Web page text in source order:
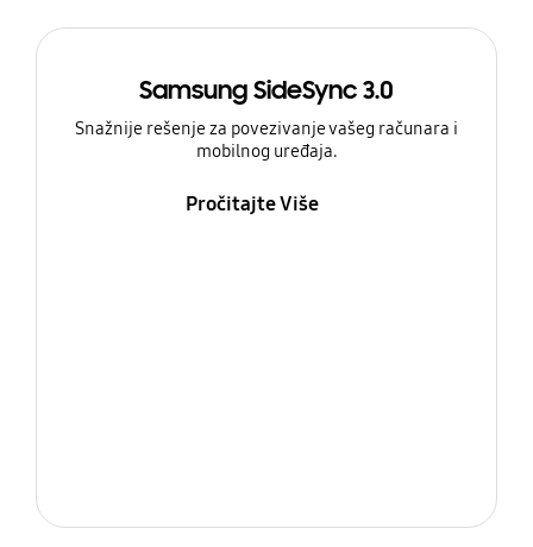
Samsung SideSync 3.0
Snažnije rešenje za povezivanje vašeg računara i
mobilnog uređaja.
Pročitajte Više